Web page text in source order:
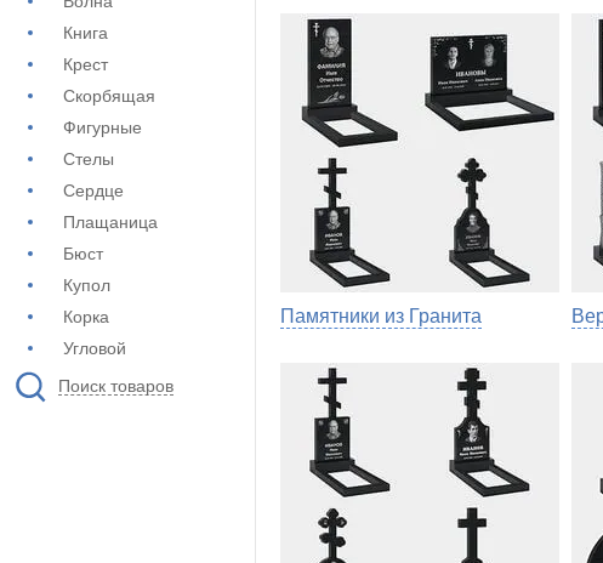
Книга
Крест
Скорбящая
Фигурные
Стелы
Сердце
Плащаница
Бюст
Купол
Корка
Угловой
Поиск товаров
Памятники из Гранита